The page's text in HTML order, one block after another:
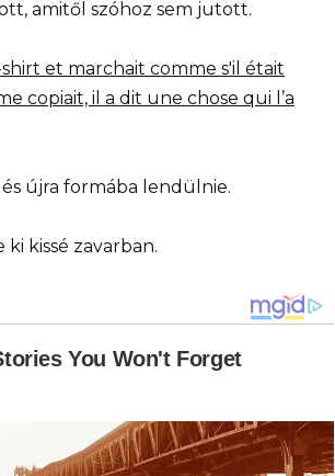
amitől szóhoz sem jutott.
újra formába lendülnie.
kissé zavarban.